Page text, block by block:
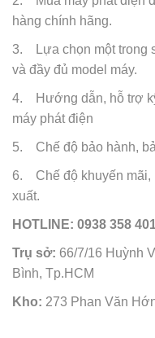
hàng chính hãng.
3. Lựa chọn một trong
và đầy đủ model máy.
4. Hướng dẫn, hỗ trợ
máy phát điện
5. Chế độ bảo hành,
6. Chế độ khuyến mãi,
xuất.
HOTLINE: 0938 358
Trụ sở: 66/7/16 Huỳnh
Bình, Tp.HCM
Kho: 273 Phan Văn